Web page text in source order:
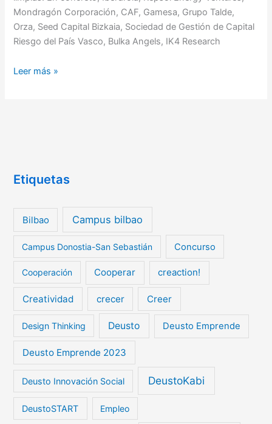
Mondragón Corporación, CAF, Gamesa, Grupo Talde,
Orza, Seed Capital Bizkaia, Sociedad de Gestión de Capital
Riesgo del País Vasco, Bulka Angels, IK4 Research
financiación
de
proyectos
de
limpia
Leer más »
Etiquetas
Bilbao Campus bilbao
Campus Donostia-San Sebastián Concurso
Cooperación Cooperar creaction!
Creatividad crecer Creer
Design Thinking Deusto Deusto Emprende
Deusto Emprende 2023
Deusto Innovación Social DeustoKabi
DeustoSTART Empleo